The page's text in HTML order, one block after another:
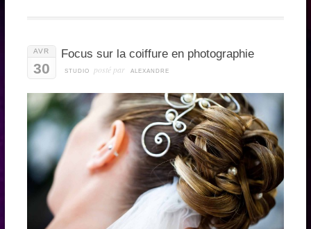
AVR
30
Focus sur la coiffure en photographie
STUDIO posté par ALEXANDRE